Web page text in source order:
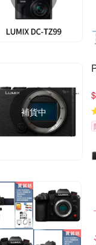
補貨中
$